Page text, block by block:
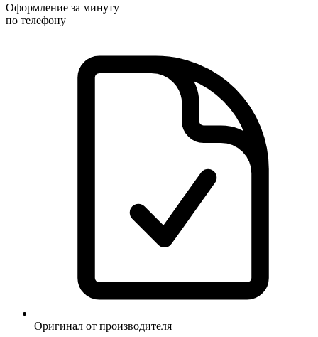
Оформление за минуту —
по телефону
Оригинал от производителя